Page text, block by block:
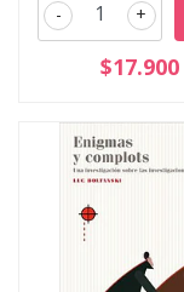
+
-
$17.900